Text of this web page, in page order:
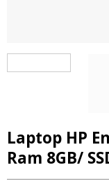
Laptop HP
Ram 8GB/